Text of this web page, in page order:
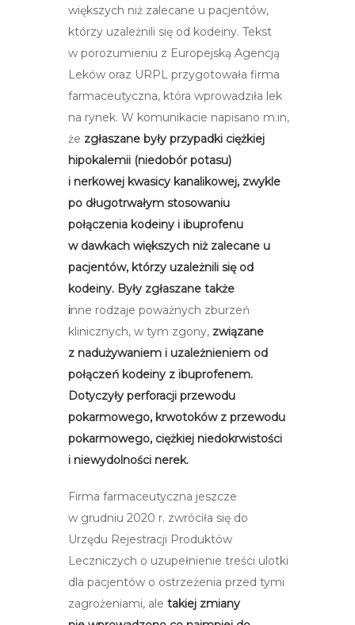
większych niż zalecane u pacjentów,
którzy uzależnili się od kodeiny. Tekst
w porozumieniu z Europejską Agencją
Leków oraz URPL przygotowała firma
farmaceutyczna, która wprowadziła lek
na rynek. W komunikacie napisano m.in,
że zgłaszane były przypadki ciężkiej
hipokalemii (niedobór potasu)
i nerkowej kwasicy kanalikowej, zwykle
po długotrwałym stosowaniu
połączenia kodeiny i ibuprofenu
w dawkach większych niż zalecane u
pacjentów, którzy uzależnili się od
kodeiny. Były zgłaszane także
inne rodzaje poważnych zburzeń
klinicznych, w tym zgony, związane
z nadużywaniem i uzależnieniem od
połączeń kodeiny z ibuprofenem.
Dotyczyły perforacji przewodu
pokarmowego, krwotoków z przewodu
pokarmowego, ciężkiej niedokrwistości
i niewydolności nerek.
Firma farmaceutyczna jeszcze
w grudniu 2020 r. zwróciła się do
Urzędu Rejestracji Produktów
Leczniczych o uzupełnienie treści ulotki
dla pacjentów o ostrzeżenia przed tymi
zagrożeniami, ale takiej zmiany